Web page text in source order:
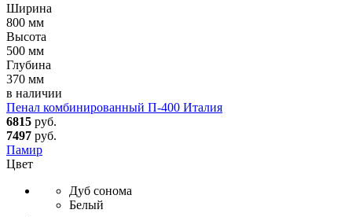
Ширина
800 мм
Высота
500 мм
Глубина
370 мм
в наличии
Пенал комбинированный П-400 Италия
6815 руб.
7497 руб.
Памир
Цвет
Дуб сонома
Белый